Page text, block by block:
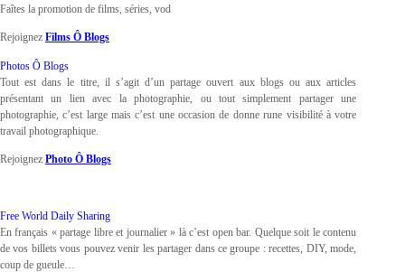
Faîtes la promotion de films, séries, vod
Rejoignez Films Ô Blogs
Photos Ô Blogs
Tout est dans le titre, il s’agit d’un partage ouvert aux blogs ou aux articles
présentant un lien avec la photographie, ou tout simplement partager une
photographie, c’est large mais c’est une occasion de donne rune visibilité à votre
travail photographique.
Rejoignez Photo Ô Blogs
Free World Daily Sharing
En français « partage libre et journalier » là c’est open bar. Quelque soit le contenu
de vos billets vous pouvez venir les partager dans ce groupe : recettes, DIY, mode,
coup de gueule…